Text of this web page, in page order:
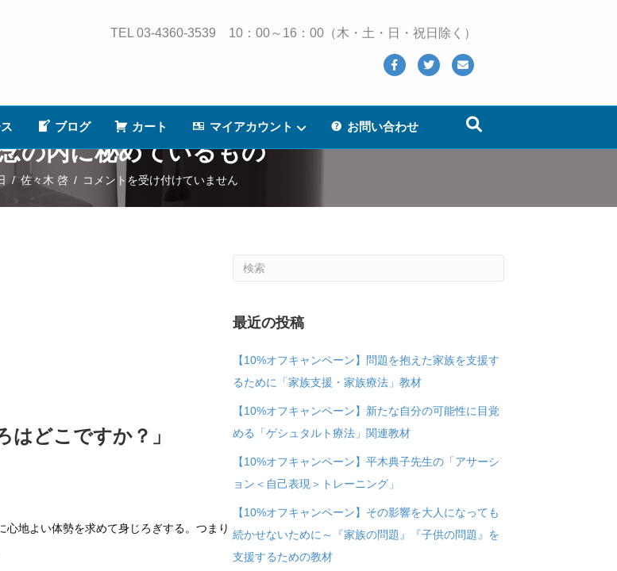
TEL 03-4360-3539 10：00～16：00（木・土・日・祝日除く）
FacebookTwitter
ブログ カート マイアカウント お問い合わせ
の内に秘めているもの
/佐々木 啓 / 暗
黒
る
コメントを受け付けていません
はどこですか？」
地よい体勢を求めて身じろぎする。つまり
最近の投稿
【10%オフキャンペーン】問題を抱えた家族を支援す
るために「家族支援・家族療法」教材
【10%オフキャンペーン】新たな自分の可能性に目覚
める「ゲシュタルト療法」関連教材
【10%オフキャンペーン】平木典子先生の「アサーシ
ョン＜自己表現＞トレーニング」
【10%オフキャンペーン】その影響を大人になっても
続かせないために～『家族の問題』『子供の問題』を
支援するための教材